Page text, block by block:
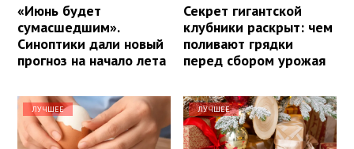
«Июнь будет
сумасшедшим».
Синоптики дали новый
прогноз на начало лета
Секрет гигантской
клубники раскрыт: чем
поливают грядки
перед сбором урожая
ЛУЧШЕЕ ЛУЧШЕЕ